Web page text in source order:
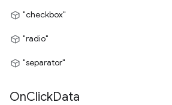
"checkbox"
"radio"
"separator"
OnClickData